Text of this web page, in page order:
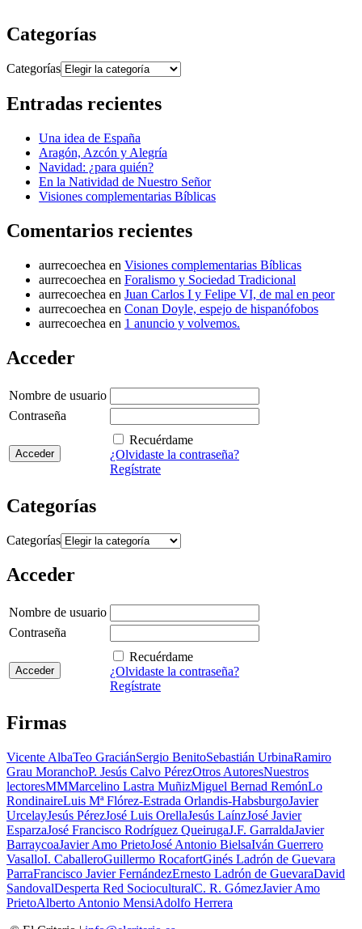
Categorías
Categorías
Entradas recientes
Una idea de España
Aragón, Azcón y Alegría
Navidad: ¿para quién?
En la Natividad de Nuestro Señor
Visiones complementarias Bíblicas
Comentarios recientes
aurrecoechea en Visiones complementarias Bíblicas
aurrecoechea en Foralismo y Sociedad Tradicional
aurrecoechea en Juan Carlos I y Felipe VI, de mal en peor
aurrecoechea en Conan Doyle, espejo de hispanófobos
aurrecoechea en 1 anuncio y volvemos.
Acceder
Nombre de usuario
Contraseña
Recuérdame
¿Olvidaste la contraseña?
Regístrate
Categorías
Categorías
Acceder
Nombre de usuario
Contraseña
Recuérdame
¿Olvidaste la contraseña?
Regístrate
Firmas
Vicente AlbaTeo GraciánSergio BenitoSebastián UrbinaRamiro
Grau MoranchoP. Jesús Calvo PérezOtros AutoresNuestros
lectoresMMMarcelino Lastra MuñizMiguel Bernad RemónLo
RondinaireLuis Mª Flórez-Estrada Orlandis-HabsburgoJavier
UrcelayJesús PérezJosé Luis OrellaJesús LaínzJosé Javier
EsparzaJosé Francisco Rodríguez QueirugaJ.F. GarraldaJavier
BarraycoaJavier Amo PrietoJosé Antonio BielsaIván Guerrero
VasalloI. CaballeroGuillermo RocafortGinés Ladrón de Guevara
ParraFrancisco Javier FernándezErnesto Ladrón de GuevaraDavid
SandovalDesperta Red SocioculturalC. R. GómezJavier Amo
PrietoAlberto Antonio MensiAdolfo Herrera